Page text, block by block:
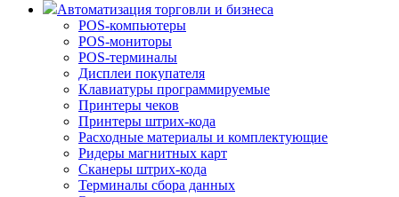
Автоматизация торговли и бизнеса
POS-компьютеры
POS-мониторы
POS-терминалы
Дисплеи покупателя
Клавиатуры программируемые
Принтеры чеков
Принтеры штрих-кода
Расходные материалы и комплектующие
Ридеры магнитных карт
Сканеры штрих-кода
Терминалы сбора данных